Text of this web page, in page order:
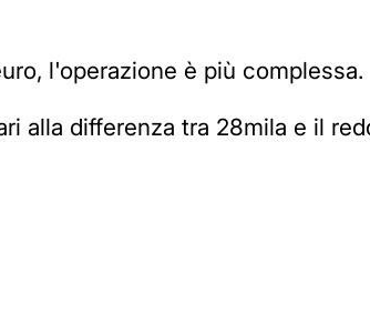
l'operazione è più complessa.
alla differenza tra 28mila e il